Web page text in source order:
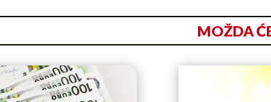
MOŽDA